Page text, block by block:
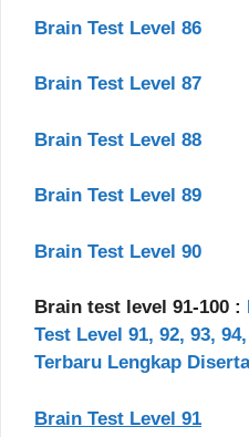
Brain Test Level 86
Brain Test Level 87
Brain Test Level 88
Brain Test Level 89
Brain Test Level 90
Brain test level 91-100 :
Test Level 91, 92, 93,
Terbaru Lengkap
Brain Test Level 91